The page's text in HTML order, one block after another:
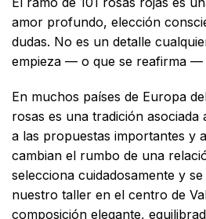
amor profundo, elección
dudas. No es un detalle
empieza — o que se reafirma —
En muchos países de Europa
rosas es una tradición asociada
a las propuestas importantes y
cambian el rumbo de una
selecciona cuidadosamente y
nuestro taller en el centro de
composición elegante,